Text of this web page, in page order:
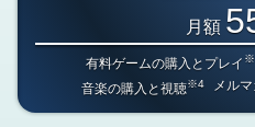
月額
有料ゲームの購入とプレイ
音楽の購入と視聴※4 メル